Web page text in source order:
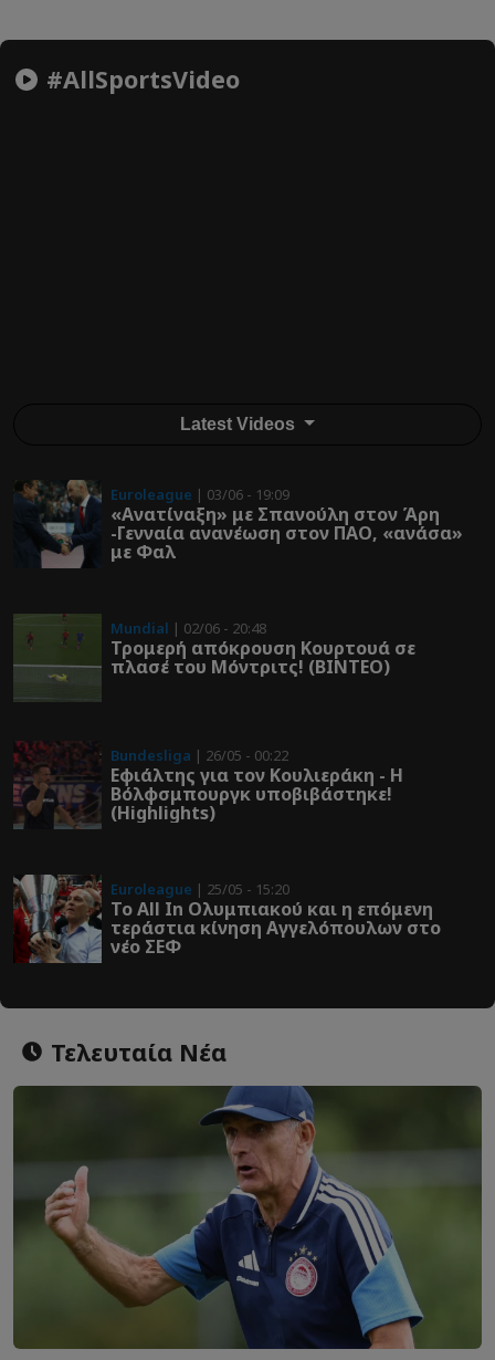
#AllSportsVideo
Latest Videos
Euroleague | 03/06 - 19:09
«Ανατίναξη» με Σπανούλη στον Άρη
-Γενναία ανανέωση στον ΠΑΟ, «ανάσα»
με Φαλ
Mundial | 02/06 - 20:48
Τρομερή απόκρουση Κουρτουά σε
πλασέ του Μόντριτς! (ΒΙΝΤΕΟ)
Bundesliga | 26/05 - 00:22
Εφιάλτης για τον Κουλιεράκη - Η
Βόλφσμπουργκ υποβιβάστηκε!
(Highlights)
Euroleague | 25/05 - 15:20
Το All In Ολυμπιακού και η επόμενη
τεράστια κίνηση Αγγελόπουλων στο
νέο ΣΕΦ
Τελευταία Νέα